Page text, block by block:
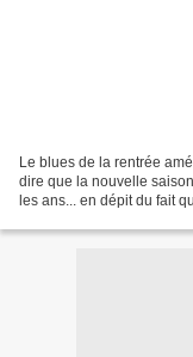
Le blues de la rentrée
dire que la nouvelle
les ans... en dépit du fait